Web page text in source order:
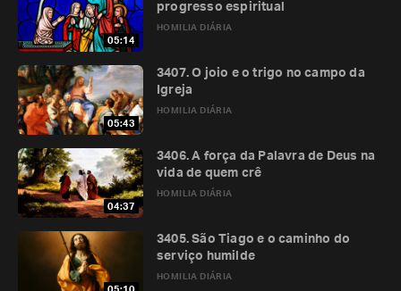
05:14
HOMILIA DIÁRIA
progresso espiritual
05:43
HOMILIA DIÁRIA
3407. O joio e o trigo no campo da
Igreja
04:37
HOMILIA DIÁRIA
3406. A força da Palavra de Deus na
vida de quem crê
HOMILIA DIÁRIA
3405. São Tiago e o caminho do
serviço humilde